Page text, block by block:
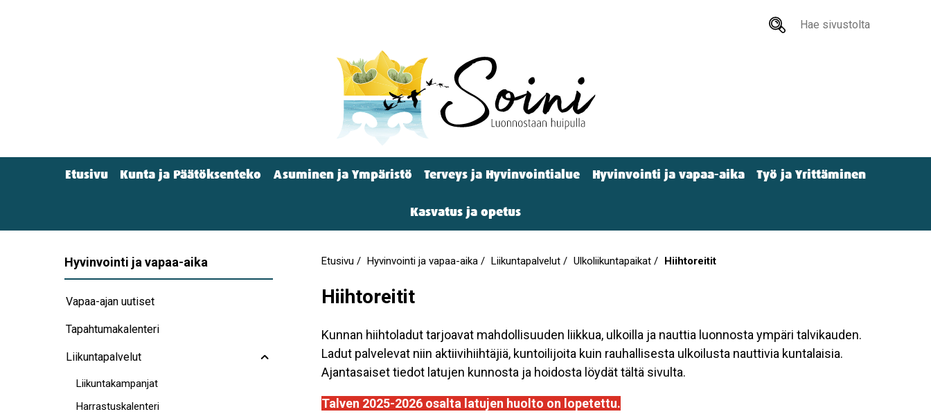
Hae
(Navigation)
Etusivu Kunta ja Päätöksenteko Asuminen ja Ympäristö Terveys ja Hyvinvointialue Hyvinvointi ja vapaa-aika Työ ja Yrittäminen
Kasvatus ja opetus
Hyvinvointi ja vapaa-aika
Vapaa-ajan uutiset
Tapahtumakalenteri
Liikuntapalvelut
Liikuntakampanjat
Harrastuskalenteri
Etusivu Hyvinvointi ja vapaa-aika Liikuntapalvelut Ulkoliikuntapaikat Hiihtoreitit
Hiihtoreitit
Kunnan hiihtoladut tarjoavat mahdollisuuden liikkua, ulkoilla ja nauttia luonnosta ympäri talvikauden.
Ladut palvelevat niin aktiivihiihtäjiä, kuntoilijoita kuin rauhallisesta ulkoilusta nauttivia kuntalaisia.
Ajantasaiset tiedot latujen kunnosta ja hoidosta löydät tältä sivulta.
Talven 2025-2026 osalta latujen huolto on lopetettu.